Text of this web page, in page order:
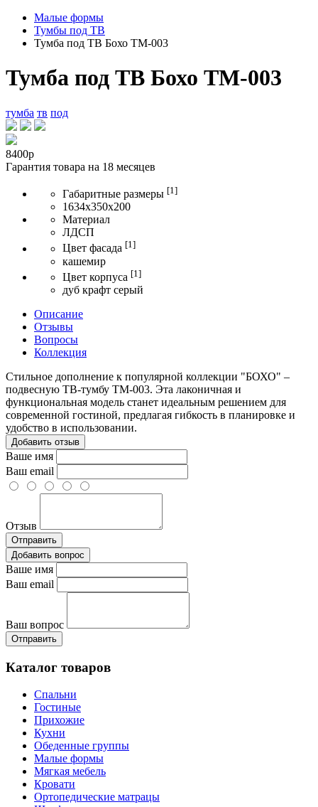
Малые формы
Тумбы под ТВ
Тумба под ТВ Бохо ТМ-003
Тумба под ТВ Бохо ТМ-003
тумба тв под
8400р
Гарантия товара на 18 месяцев
Габаритные размеры [1]
1634x350x200
Материал
ЛДСП
Цвет фасада [1]
кашемир
Цвет корпуса [1]
дуб крафт серый
Описание
Отзывы
Вопросы
Коллекция
Стильное дополнение к популярной коллекции "БОХО" –
подвесную ТВ-тумбу ТМ-003. Эта лаконичная и
функциональная модель станет идеальным решением для
современной гостиной, предлагая гибкость в планировке и
удобство в использовании.
Добавить отзыв
Ваше имя
Ваш email
Отзыв
Отправить
Добавить вопрос
Ваше имя
Ваш email
Ваш вопрос
Отправить
Каталог товаров
Спальни
Гостиные
Прихожие
Кухни
Обеденные группы
Малые формы
Мягкая мебель
Кровати
Ортопедические матрацы